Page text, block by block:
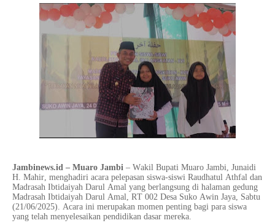
Jambinews.id – Muaro Jambi – Wakil Bupati Muaro Jambi, Junaidi
H. Mahir, menghadiri acara pelepasan siswa-siswi Raudhatul Athfal dan
Madrasah Ibtidaiyah Darul Amal yang berlangsung di halaman gedung
Madrasah Ibtidaiyah Darul Amal, RT 002 Desa Suko Awin Jaya, Sabtu
(21/06/2025). Acara ini merupakan momen penting bagi para siswa
yang telah menyelesaikan pendidikan dasar mereka.